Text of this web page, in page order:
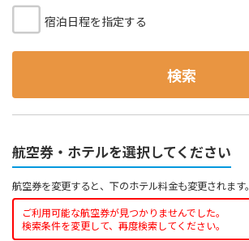
宿泊日程を指定する
検索
航空券・ホテルを選択してください
航空券を変更すると、下のホテル料金も変更されます。
ご利用可能な航空券が見つかりませんでした。
検索条件を変更して、再度検索してください。